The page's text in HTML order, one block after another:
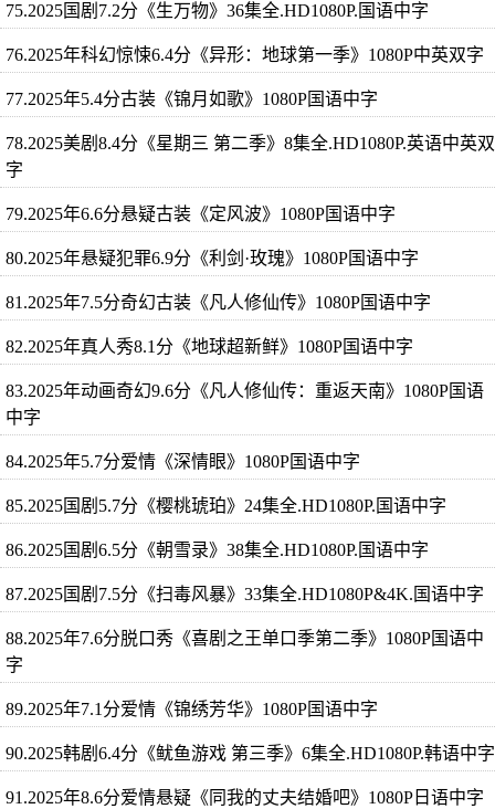
75.2025国剧7.2分《生万物》36集全.HD1080P.国语中字
76.2025年科幻惊悚6.4分《异形：地球第一季》1080P中英双字
77.2025年5.4分古装《锦月如歌》1080P国语中字
78.2025美剧8.4分《星期三 第二季》8集全.HD1080P.英语中英双
字
79.2025年6.6分悬疑古装《定风波》1080P国语中字
80.2025年悬疑犯罪6.9分《利剑·玫瑰》1080P国语中字
81.2025年7.5分奇幻古装《凡人修仙传》1080P国语中字
82.2025年真人秀8.1分《地球超新鲜》1080P国语中字
83.2025年动画奇幻9.6分《凡人修仙传：重返天南》1080P国语
中字
84.2025年5.7分爱情《深情眼》1080P国语中字
85.2025国剧5.7分《樱桃琥珀》24集全.HD1080P.国语中字
86.2025国剧6.5分《朝雪录》38集全.HD1080P.国语中字
87.2025国剧7.5分《扫毒风暴》33集全.HD1080P&4K.国语中字
88.2025年7.6分脱口秀《喜剧之王单口季第二季》1080P国语中
字
89.2025年7.1分爱情《锦绣芳华》1080P国语中字
90.2025韩剧6.4分《鱿鱼游戏 第三季》6集全.HD1080P.韩语中字
91.2025年8.6分爱情悬疑《同我的丈夫结婚吧》1080P日语中字